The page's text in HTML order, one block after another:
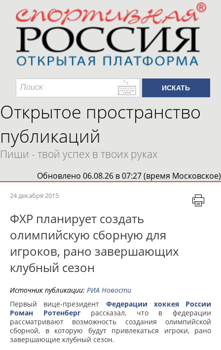
Открытое пространство
публикаций
Пиши - твой успех в твоих руках
Обновлено 06.08.26 в 07:27 (время Московское)
24 декабря 2015
ФХР планирует создать
олимпийскую сборную для
игроков, рано завершающих
клубный сезон
Источник публикации: РИА Новости
Первый вице-президент Федерации хоккея России
Роман Ротенберграссказал, что в федерации
рассматривают возможность создания олимпийской
сборной, в которую будут привлекаться игроки, рано
завершающие клубный сезон.